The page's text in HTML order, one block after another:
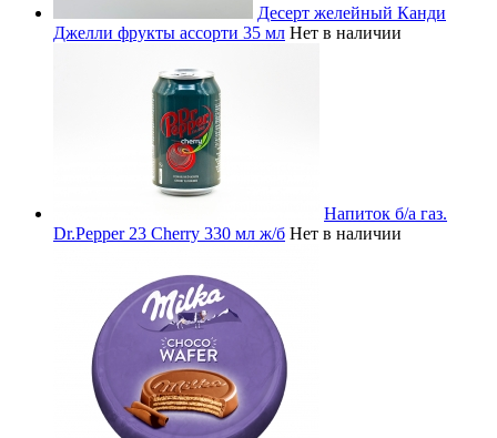
Десерт желейный Канди
Джелли фрукты ассорти 35 мл Нет в наличии
Напиток б/а газ.
Dr.Pepper 23 Cherry 330 мл ж/б Нет в наличии